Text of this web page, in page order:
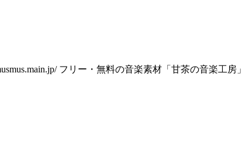
フリー・無料の音楽素材「甘茶の音楽工房」